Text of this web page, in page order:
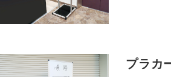
プラカ